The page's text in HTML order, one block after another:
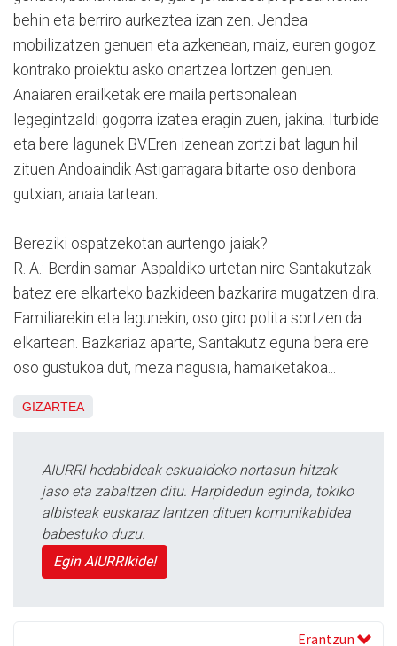
behin eta berriro aurkeztea izan zen. Jendea
mobilizatzen genuen eta azkenean, maiz, euren gogoz
kontrako proiektu asko onartzea lortzen genuen.
Anaiaren erailketak ere maila pertsonalean
legegintzaldi gogorra izatea eragin zuen, jakina. Iturbide
eta bere lagunek BVEren izenean zortzi bat lagun hil
zituen Andoaindik Astigarragara bitarte oso denbora
gutxian, anaia tartean.
Bereziki ospatzekotan aurtengo jaiak?
R. A.: Berdin samar. Aspaldiko urtetan nire Santakutzak
batez ere elkarteko bazkideen bazkarira mugatzen dira.
Familiarekin eta lagunekin, oso giro polita sortzen da
elkartean. Bazkariaz aparte, Santakutz eguna bera ere
oso gustukoa dut, meza nagusia, hamaiketakoa...
GIZARTEA
AIURRI hedabideak eskualdeko nortasun hitzak
jaso eta zabaltzen ditu. Harpidedun eginda, tokiko
albisteak euskaraz lantzen dituen komunikabidea
babestuko duzu.
Egin AIURRIkide!
Erantzun